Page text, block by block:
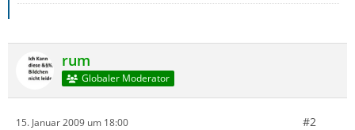
rum
Globaler Moderator
15. Januar 2009 um 18:00 #2